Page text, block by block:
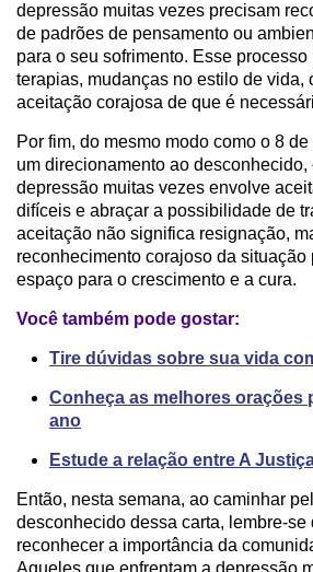
depressão muitas vezes precisam
de padrões de pensamento ou
para o seu sofrimento. Esse
terapias, mudanças no estilo de vida,
aceitação corajosa de que é
Por fim, do mesmo modo como o 8
um direcionamento ao desconhecido,
depressão muitas vezes envolve
difíceis e abraçar a possibilidade de
aceitação não significa resignação,
reconhecimento corajoso da situação
espaço para o crescimento e a cura.
Você também pode gostar:
Tire dúvidas sobre sua vida
Conheça as melhores orações
ano
Estude a relação entre A
Então, nesta semana, ao caminhar
desconhecido dessa carta, lembre-se
reconhecer a importância da